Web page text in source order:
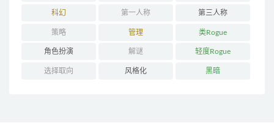
科幻 第一人称 第三人称
策略 管理 类Rogue
角色扮演 解谜 轻度Rogue
选择取向 风格化 黑暗